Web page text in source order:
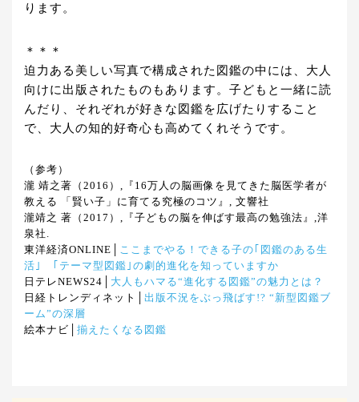
ります。
＊＊＊
迫力ある美しい写真で構成された図鑑の中には、大人
向けに出版されたものもあります。子どもと一緒に読
んだり、それぞれが好きな図鑑を広げたりすること
で、大人の知的好奇心も高めてくれそうです。
（参考）
瀧 靖之著（2016）,『16万人の脳画像を見てきた脳医学者が
教える 「賢い子」に育てる究極のコツ』, 文響社
瀧靖之 著（2017）,『子どもの脳を伸ばす最高の勉強法』,洋
泉社.
東洋経済ONLINE│
ここまでやる！できる子の｢図鑑のある生
活｣ ｢テーマ型図鑑｣の劇的進化を知っていますか
日テレNEWS24│ 大人もハマる“進化する図鑑”の魅力とは？
日経トレンディネット│ 出版不況をぶっ飛ばす!? “新型図鑑ブ
ーム”の深層
絵本ナビ│ 揃えたくなる図鑑